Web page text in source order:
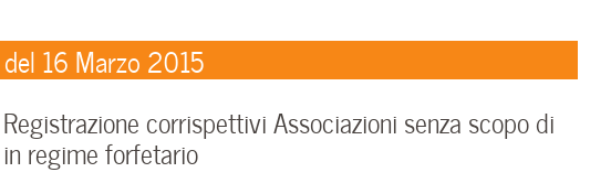
16 Marzo 2015
Registrazione corrispettivi Associazioni senza scopo di
regime forfetario